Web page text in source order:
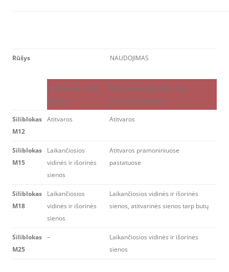
Rūšys NAUDOJIMAS
Individualių namų
statyba
Daugiaaukštė gyvenamoji ir
pramoninė statyba
Siliblokas
M12
Atitvaros Atitvaros
Siliblokas
M15
Laikančiosios
vidinės ir išorinės
sienos
Atitvaros pramoniniuose
pastatuose
Siliblokas
M18
Laikančiosios
vidinės ir išorinės
sienos
Laikančiosios vidinės ir išorinės
sienos, atitvarinės sienos tarp butų
Siliblokas
M25
–
Laikančiosios vidinės ir išorinės
sienos